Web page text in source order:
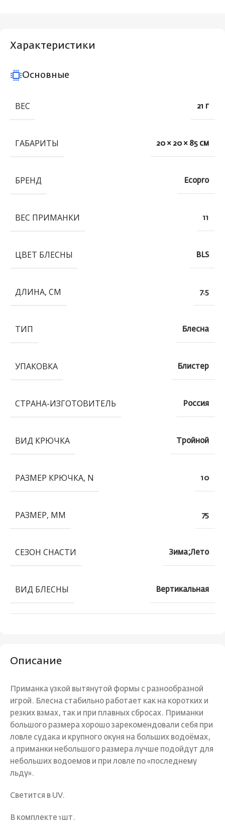
Описание
Приманка узкой вытянутой формы с разнообразной
игрой. Блесна стабильно работает как на коротких и
резких взмах, так и при плавных сбросах. Приманки
большого размера хорошо зарекомендовали себя при
ловле судака и крупного окуня на больших водоёмах,
а приманки небольшого размера лучше подойдут для
небольших водоемов и при ловле по «последнему
льду».
Светится в UV.
В комплекте 1шт.
Характеристики
Основные
ВЕС 21 г
ГАБАРИТЫ 20 × 20 × 85 см
БРЕНД Ecopro
ВЕС ПРИМАНКИ 11
ЦВЕТ БЛЕСНЫ BLS
ДЛИНА, СМ 7.5
ТИП Блесна
УПАКОВКА Блистер
СТРАНА-ИЗГОТОВИТЕЛЬ Россия
ВИД КРЮЧКА Тройной
РАЗМЕР КРЮЧКА, N 10
РАЗМЕР, ММ 75
СЕЗОН СНАСТИ Зима;Лето
ВИД БЛЕСНЫ Вертикальная